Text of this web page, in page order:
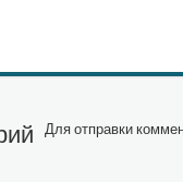
Для отправки